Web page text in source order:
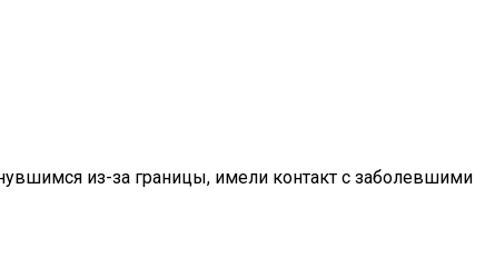
из-за границы, имели контакт с заболевшими